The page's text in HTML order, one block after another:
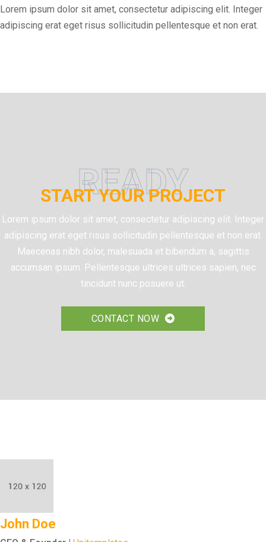
Lorem ipsum dolor sit amet, consectetur adipiscing elit. Integer
adipiscing erat eget risus sollicitudin pellentesque et non erat.
READY
START YOUR PROJECT
Lorem ipsum dolor sit amet, consectetur adipiscing elit. Integer
adipiscing erat eget risus sollicitudin pellentesque et non erat.
Maecenas nibh dolor, malesuada et bibendum a, sagittis
accumsan ipsum. Pellentesque ultrices ultrices sapien, nec
tincidunt nunc posuere ut.
CONTACT NOW
John Doe